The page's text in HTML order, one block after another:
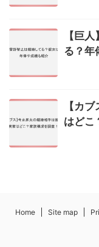
【巨
る？年
【カ
はどこ
Home Site map